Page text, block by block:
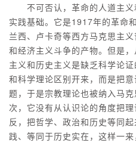
不可否认，革命的人道主义
实践基础。它是1917年的革命
兰西、卢卡奇等西方马克思主
和经济主义斗争的产物。但是
主义和历史主义是缺乏科学论
和科学理论区别开来，而是把
题，于是宗教理论也被纳入马
次，它没有从认识论的角度把
反，把哲学、政治和历史等同
践、等同于历史实在，这样一